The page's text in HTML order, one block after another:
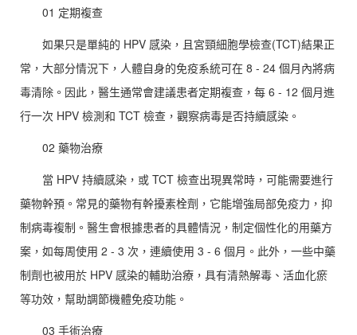
01 定期複查
如果只是單純的 HPV 感染，且宮頸細胞學檢查(TCT)結果正
常，大部分情況下，人體自身的免疫系統可在 8 - 24 個月內將病
毒清除。因此，醫生通常會建議患者定期複查，每 6 - 12 個月進
行一次 HPV 檢測和 TCT 檢查，觀察病毒是否持續感染。
02 藥物治療
當 HPV 持續感染，或 TCT 檢查出現異常時，可能需要進行
藥物幹預。常見的藥物有幹擾素栓劑，它能增強局部免疫力，抑
制病毒複制。醫生會根據患者的具體情況，制定個性化的用藥方
案，如每周使用 2 - 3 次，連續使用 3 - 6 個月。此外，一些中藥
制劑也被用於 HPV 感染的輔助治療，具有清熱解毒、活血化瘀
等功效，幫助調節機體免疫功能。
03 手術治療